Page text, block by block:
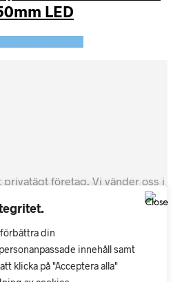
din
innehåll samt
klicka på "Acceptera alla"
LED
privatägt företag. Vi vänder oss i
regioner, kommuner och
är välkomna att
och säkert. Våra transporter sker
ha så snabba leveranser
AA, det högsta för ett företag i